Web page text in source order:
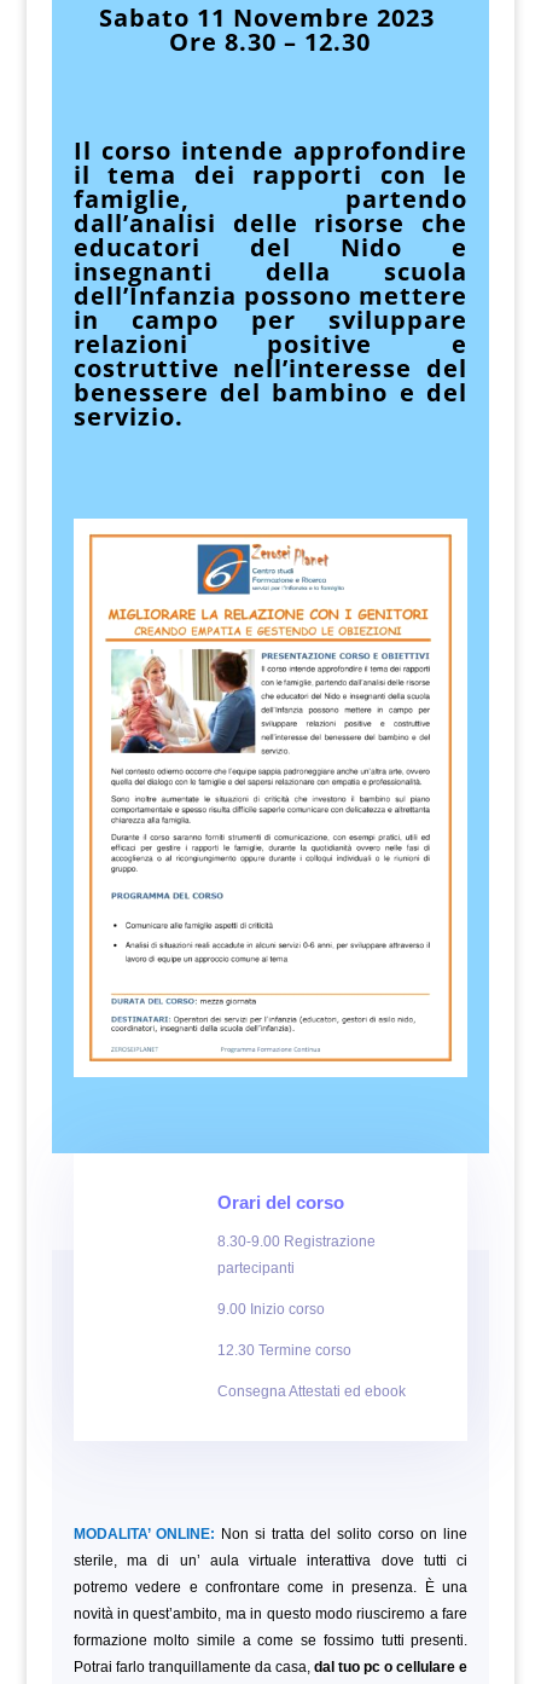
Sabato 11 Novembre 2023
Ore 8.30 – 12.30
Il corso intende approfondire
il tema dei rapporti con le
famiglie, partendo
dall’analisi delle risorse che
educatori del Nido e
insegnanti della scuola
dell’Infanzia possono mettere
in campo per sviluppare
relazioni positive e
costruttive nell’interesse del
benessere del bambino e del
servizio.
Orari del corso
8.30-9.00 Registrazione
partecipanti
9.00 Inizio corso
12.30 Termine corso
Consegna Attestati ed ebook
MODALITA’ ONLINE: Non si tratta del solito corso on line
sterile, ma di un’ aula virtuale interattiva dove tutti ci
potremo vedere e confrontare come in presenza. È una
novità in quest’ambito, ma in questo modo riusciremo a fare
formazione molto simile a come se fossimo tutti presenti.
Potrai farlo tranquillamente da casa, dal tuo pc o cellulare e